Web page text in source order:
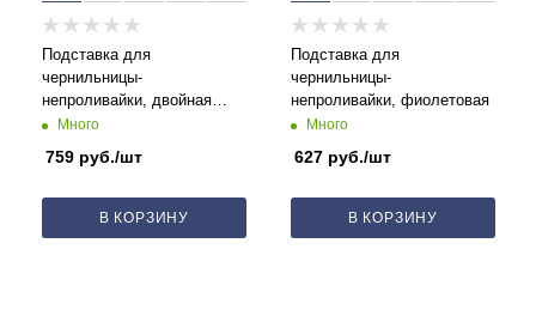
Подставка для
чернильницы-
непроливайки, двойная
розовая
Много
759 руб./шт
В КОРЗИНУ
Подставка для
чернильницы-
непроливайки, фиолетовая
Много
627 руб./шт
В КОРЗИНУ